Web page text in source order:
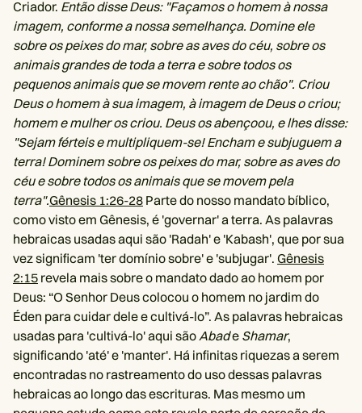
Criador. Então disse Deus: "Façamos o homem à nossa
imagem, conforme a nossa semelhança. Domine ele
sobre os peixes do mar, sobre as aves do céu, sobre os
animais grandes de toda a terra e sobre todos os
pequenos animais que se movem rente ao chão". Criou
Deus o homem à sua imagem, à imagem de Deus o criou;
homem e mulher os criou. Deus os abençoou, e lhes disse:
"Sejam férteis e multipliquem-se! Encham e subjuguem a
terra! Dominem sobre os peixes do mar, sobre as aves do
céu e sobre todos os animais que se movem pela
terra".Gênesis 1:26-28 Parte do nosso mandato bíblico,
como visto em Gênesis, é 'governar' a terra. As palavras
hebraicas usadas aqui são 'Radah' e 'Kabash', que por sua
vez significam 'ter domínio sobre' e 'subjugar'. Gênesis
2:15 revela mais sobre o mandato dado ao homem por
Deus: “O Senhor Deus colocou o homem no jardim do
Éden para cuidar dele e cultivá-lo”. As palavras hebraicas
usadas para 'cultivá-lo' aqui sãoAbade Shamar,
significando 'até' e 'manter'. Há infinitas riquezas a serem
encontradas no rastreamento do uso dessas palavras
hebraicas ao longo das escrituras. Mas mesmo um